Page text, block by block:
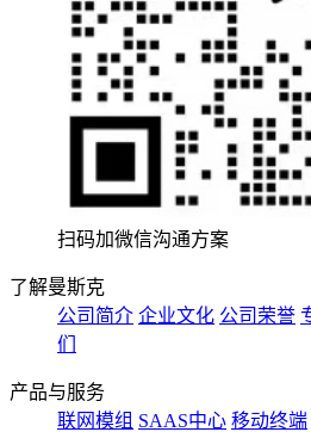
扫码加微信沟通方案
了解曼斯克
公司简介 企业文化 公司荣誉
们
产品与服务
联网模组 SAAS中心 移动终端